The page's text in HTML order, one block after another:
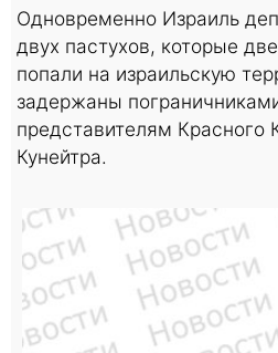
Одновременно Израиль
двух пастухов, которые
попали на израильскую
задержаны
представителям Красного
Кунейтра.